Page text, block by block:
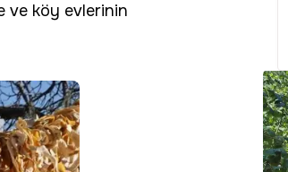
ve köy evlerinin